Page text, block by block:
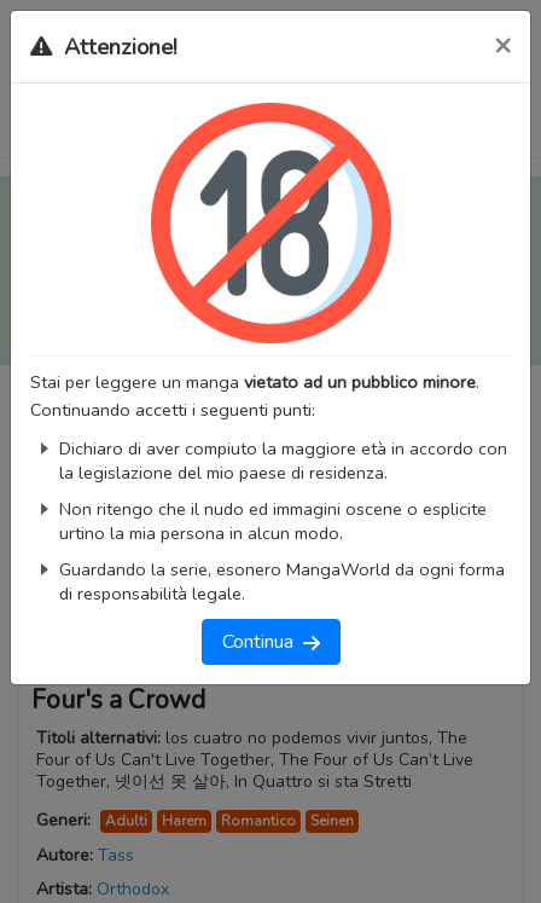
Tutti i Doujinshi e Manga per adulti (+18) sono stati trasferiti
sul nostro nuovo sito (
mangaworldadult.net
); invece, per i
Manga classici, puoi utilizzare
MangaWorld
Potrai effettuare illogincon il tuo account di MangaWorld
tutti i dati sono condivisi tra i due siti,
perderai alcun dato, inclusi bookmarks e premium
Attenzione! ×
Stai per leggere un manga vietato ad un pubblico minore.
Continuando accetti i seguenti punti:
Dichiaro di aver compiuto la maggiore età in accordo con
la legislazione del mio paese di residenza.
Non ritengo che il nudo ed immagini oscene o esplicite
urtino la mia persona in alcun modo.
Guardando la serie, esonero MangaWorld da ogni forma
di responsabilità legale.
Continua
Four's a Crowd
Titoli alternativi: los cuatro no podemos vivir juntos, The
Four of Us Can't Live Together, The Four of Us Can’t Live
Together, 넷이선 못 살아, In Quattro si sta Stretti
Generi:
Adulti Harem Romantico Seinen
Autore: Tass
Artista: Orthodox